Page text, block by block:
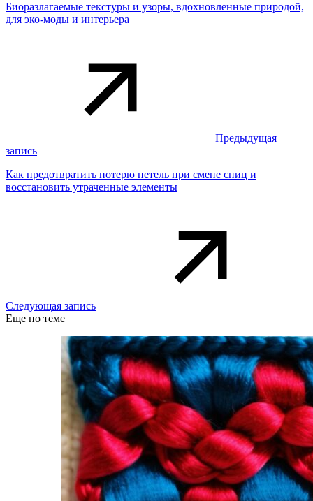
Биоразлагаемые текстуры и узоры, вдохновленные природой,
для эко-моды и интерьера
Предыдущая
запись
Как предотвратить потерю петель при смене спиц и
восстановить утраченные элементы
Следующая запись
Еще по теме